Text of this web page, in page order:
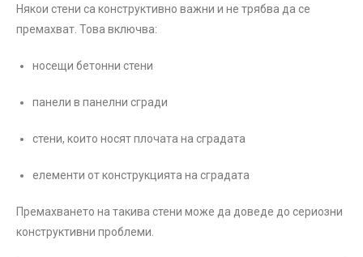
Някои стени са конструктивно важни и не трябва да се
премахват. Това включва:
носещи бетонни стени
панели в панелни сгради
стени, които носят плочата на сградата
елементи от конструкцията на сградата
Премахването на такива стени може да доведе до сериозни
конструктивни проблеми.